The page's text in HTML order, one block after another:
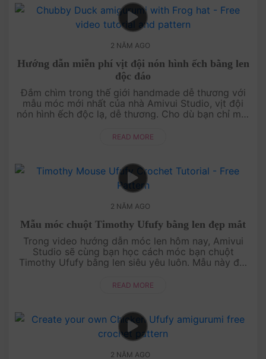
2 NĂM AGO
Hướng dẫn miễn phí vịt đội nón hình ếch bằng len
độc đáo
Đắm chìm trong thế giới handmade dễ thương với
mẫu móc mới nhất của nhà Amivui Studio, vịt đội
nón hình ếch độc lạ, dễ thương. Cho dù bạn chỉ mới
READ MORE
2 NĂM AGO
Mẫu móc chuột Timothy Ufufy bằng len đẹp mắt
Trong video hướng dẫn móc len hôm nay, Amivui
Studio sẽ cùng bạn học cách móc bạn chuột
Timothy Ufufy bằng len siêu yêu luôn. Mẫu này đòi
thể....
READ MORE
2 NĂM AGO